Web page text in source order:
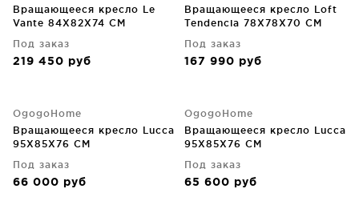
Вращающееся кресло Le
Vante 84X82X74 CM
Под заказ
219 450 руб
Вращающееся кресло Loft
Tendencia 78X78X70 CM
Под заказ
167 990 руб
OgogoHome
Вращающееся кресло Lucca
95X85X76 CM
Под заказ
66 000 руб
OgogoHome
Вращающееся кресло Lucca
95X85X76 CM
Под заказ
65 600 руб